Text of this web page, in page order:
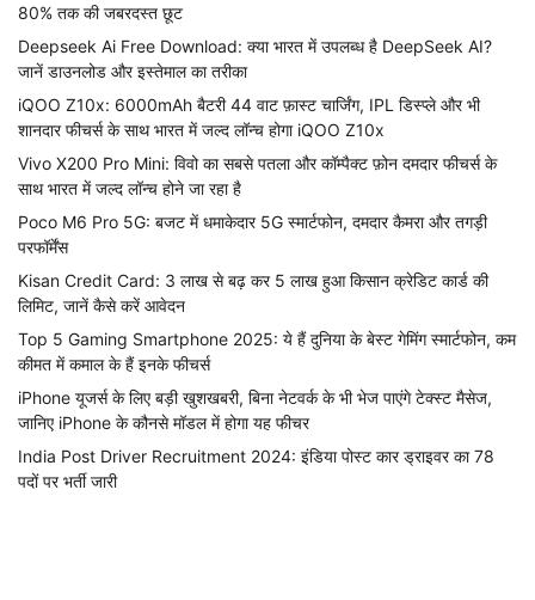
80% तक की जबरदस्त छूट
Deepseek Ai Free Download: क्या भारत में उपलब्ध है DeepSeek AI?
जानें डाउनलोड और इस्तेमाल का तरीका
iQOO Z10x: 6000mAh बैटरी 44 वाट फ़ास्ट चार्जिंग, IPL डिस्प्ले और भी
शानदार फीचर्स के साथ भारत में जल्द लॉन्च होगा iQOO Z10x
Vivo X200 Pro Mini: विवो का सबसे पतला और कॉम्पैक्ट फ़ोन दमदार फीचर्स के
साथ भारत में जल्द लॉन्च होने जा रहा है
Poco M6 Pro 5G: बजट में धमाकेदार 5G स्मार्टफोन, दमदार कैमरा और तगड़ी
परफॉर्मेंस
Kisan Credit Card: 3 लाख से बढ़ कर 5 लाख हुआ किसान क्रेडिट कार्ड की
लिमिट, जानें कैसे करें आवेदन
Top 5 Gaming Smartphone 2025: ये हैं दुनिया के बेस्ट गेमिंग स्मार्टफोन, कम
कीमत में कमाल के हैं इनके फीचर्स
iPhone यूजर्स के लिए बड़ी खुशखबरी, बिना नेटवर्क के भी भेज पाएंगे टेक्स्ट मैसेज,
जानिए iPhone के कौनसे मॉडल में होगा यह फीचर
India Post Driver Recruitment 2024: इंडिया पोस्ट कार ड्राइवर का 78
पदों पर भर्ती जारी